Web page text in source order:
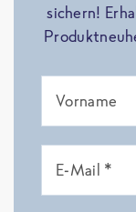
sichern!
Vorname
E-Mail *